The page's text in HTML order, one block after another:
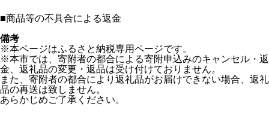
■商品等の不具合による返金
備考
※本ページはふるさと納税専用ページです。
※本市では、寄附者の都合による寄附申込みのキャンセル・返
金、返礼品の変更・返品は受け付けておりません。
また、寄附者の都合により返礼品がお届けできない場合、返礼
品の再送は致しません。
あらかじめご了承ください。